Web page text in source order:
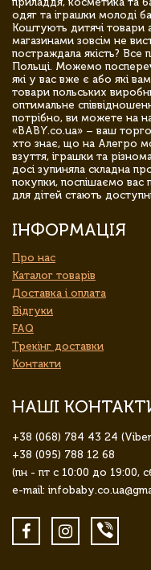
одяг та іграшки молоді
Коштують дитячі товари
магазинами зовсім не
постраждала якість?
Польщі. Можемо
які у вас вже є або які
товари польських
оптимальне
потрібно, ви можете на
«BABY.co.ua» – ваш
хто знає, що на Алегро
взуття, іграшки та
досі зупиняла складна
покупки, поспішаємо вас
для дітей стають
ІНФОРМАЦІЯ
Про нас
Каталог товарів
Доставка і оплата
Відгуки
FAQ
Трекінг доставки
Контакти
НАШІ
+38 (068) 784 43 24
+38 (095) 788 12 68
(пн - пт с 10:00 до 19:00,
e-mail: